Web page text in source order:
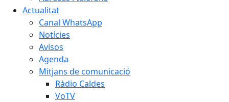
Actualitat
Canal WhatsApp
Notícies
Avisos
Agenda
Mitjans de comunicació
Ràdio Caldes
VoTV